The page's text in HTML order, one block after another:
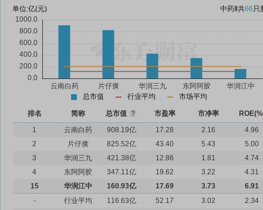
单位:亿(元) 中药Ⅱ 共66只
总市值 行业平均 市场平均
排名 简称 总市值 ? 市盈率 市净率
1
云南白药 908.19亿 17.28 2.16
4.96
2
片仔癀 825.52亿 43.40 5.43
5.00
3
华润三九 421.38亿 12.86 1.81
4.74
4
东阿阿胶 347.11亿 19.62 3.22
4.31
15
华润江中 160.93亿 17.69 3.73
6.91
-
行业平均 116.63亿 52.17 3.02
2.34